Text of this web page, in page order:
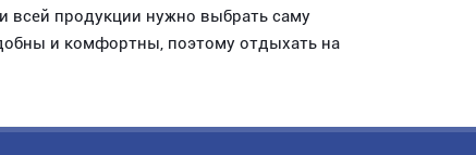
всей продукции нужно выбрать саму
и комфортны, поэтому отдыхать на